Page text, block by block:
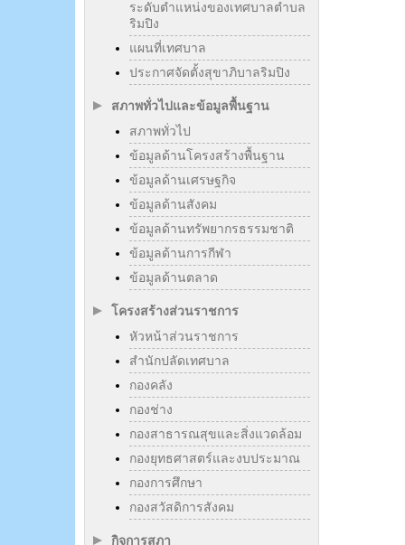
ระดับตำแหน่งของเทศบาลตำบล
ริมปิง
แผนที่เทศบาล
ประกาศจัดตั้งสุขาภิบาลริมปิง
สภาพทั่วไปและข้อมูลพื้นฐาน
สภาพทั่วไป
ข้อมูลด้านโครงสร้างพื้นฐาน
ข้อมูลด้านเศรษฐกิจ
ข้อมูลด้านสังคม
ข้อมูลด้านทรัพยากรธรรมชาติ
ข้อมูลด้านการกีฬา
ข้อมูลด้านตลาด
โครงสร้างส่วนราชการ
หัวหน้าส่วนราชการ
สำนักปลัดเทศบาล
กองคลัง
กองช่าง
กองสาธารณสุขและสิ่งแวดล้อม
กองยุทธศาสตร์และงบประมาณ
กองการศึกษา
กองสวัสดิการสังคม
กิจการสภา